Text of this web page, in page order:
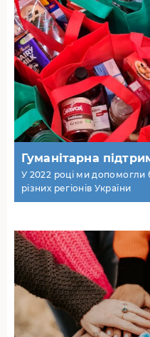
Гуманітарна
У 2022 році ми допомогли
різних регіонів України